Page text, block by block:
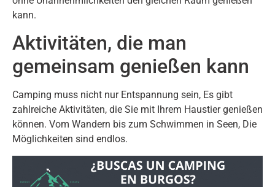
kann.
Aktivitäten, die man
gemeinsam genießen kann
Camping muss nicht nur Entspannung sein, Es gibt
zahlreiche Aktivitäten, die Sie mit Ihrem Haustier genießen
können. Vom Wandern bis zum Schwimmen in Seen, Die
Möglichkeiten sind endlos.